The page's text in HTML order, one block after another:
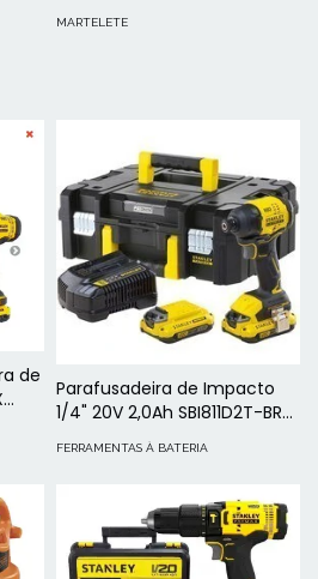
MARTELETE
de
Parafusadeira de Impacto
1/4" 20V 2,0Ah SBI811D2T-BR
FERRAMENTAS À BATERIA